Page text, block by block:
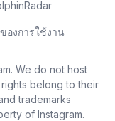
องการใช้งาน
We do not host
belong to their
trademarks
of Instagram.